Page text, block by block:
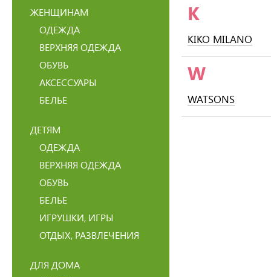
ЖЕНЩИНАМ
ОДЕЖДА
ВЕРХНЯЯ ОДЕЖДА
ОБУВЬ
АКСЕССУАРЫ
БЕЛЬЕ
ДЕТЯМ
ОДЕЖДА
ВЕРХНЯЯ ОДЕЖДА
ОБУВЬ
БЕЛЬЕ
ИГРУШКИ, ИГРЫ
ОТДЫХ, РАЗВЛЕЧЕНИЯ
ДЛЯ ДОМА
K
KIKO MILANO
W
WATSONS